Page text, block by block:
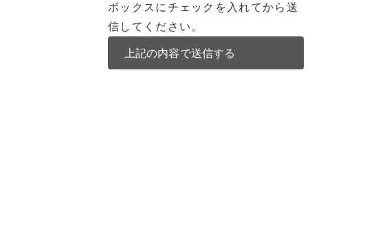
ボックスにチェックを入れてから送
信してください。